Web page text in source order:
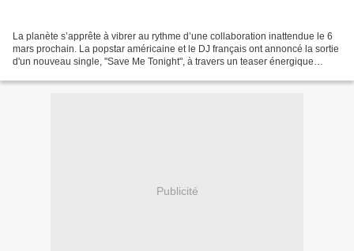
La planète s’apprête à vibrer au rythme d’une collaboration inattendue le 6
mars prochain. La popstar américaine et le DJ français ont annoncé la sortie
d'un nouveau single, "Save Me Tonight", à travers un teaser énergique
Publicité